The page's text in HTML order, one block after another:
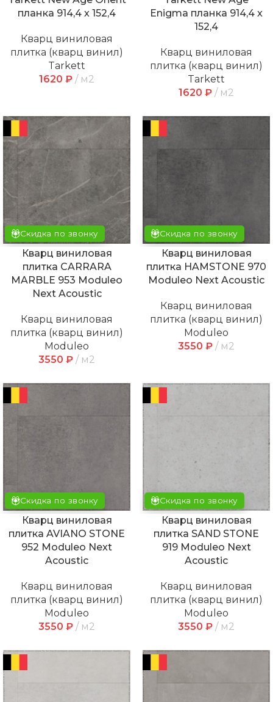
планка 914,4 x 152,4
Кварц виниловая
плитка (кварц винил)
Tarkett
1620 ₽ м2
Enigma планка 914,4 x
152,4
Кварц виниловая
плитка (кварц винил)
Tarkett
1620 ₽ м2
Скидка по звонку
Кварц виниловая
плитка CARRARA
MARBLE 953 Moduleo
Next Acoustic
Кварц виниловая
плитка (кварц винил)
Moduleo
3550 ₽ м2
Скидка по звонку
Кварц виниловая
плитка HAMSTONE 970
Moduleo Next Acoustic
Кварц виниловая
плитка (кварц винил)
Moduleo
3550 ₽ м2
Скидка по звонку
Кварц виниловая
плитка AVIANO STONE
952 Moduleo Next
Acoustic
Кварц виниловая
плитка (кварц винил)
Moduleo
3550 ₽ м2
Скидка по звонку
Кварц виниловая
плитка SAND STONE
919 Moduleo Next
Acoustic
Кварц виниловая
плитка (кварц винил)
Moduleo
3550 ₽ м2